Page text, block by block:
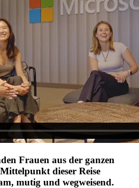
Frauen aus der ganzen
dieser Reise
mutig und wegweisend.